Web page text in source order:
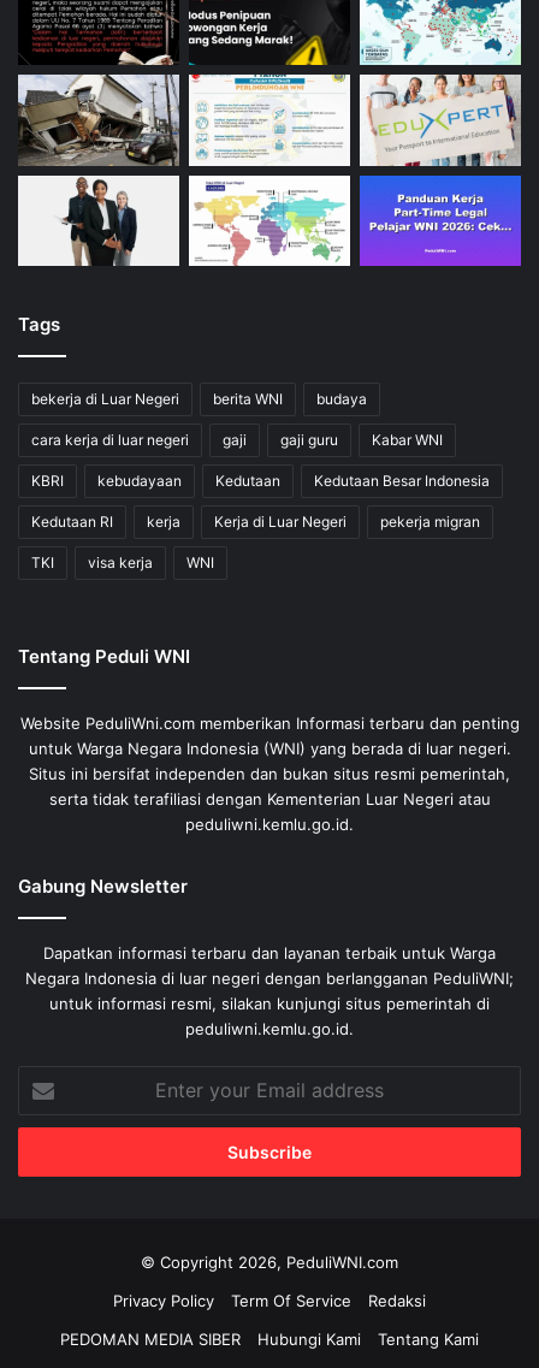
Tags
bekerja di Luar Negeri berita WNI budaya
cara kerja di luar negeri gaji gaji guru Kabar WNI
KBRI kebudayaan Kedutaan Kedutaan Besar Indonesia
Kedutaan RI kerja Kerja di Luar Negeri pekerja migran
TKI visa kerja WNI
Tentang Peduli WNI
Website PeduliWni.com memberikan Informasi terbaru dan penting
untuk Warga Negara Indonesia (WNI) yang berada di luar negeri.
Situs ini bersifat independen dan bukan situs resmi pemerintah,
serta tidak terafiliasi dengan Kementerian Luar Negeri atau
peduliwni.kemlu.go.id.
Gabung Newsletter
Dapatkan informasi terbaru dan layanan terbaik untuk Warga
Negara Indonesia di luar negeri dengan berlangganan PeduliWNI;
untuk informasi resmi, silakan kunjungi situs pemerintah di
peduliwni.kemlu.go.id.
Enter
your
Email
© Copyright 2026, PeduliWNI.com
Privacy Policy
Term Of Service
Redaksi
PEDOMAN MEDIA SIBER
Hubungi Kami Tentang Kami